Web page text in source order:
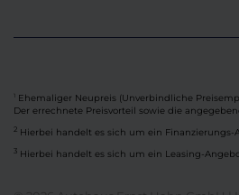
Ehemaliger Neupreis (Unverbindliche
Der errechnete Preisvorteil sowie die
2 Hierbei handelt es sich um ein
3 Hierbei handelt es sich um ein Leasing-